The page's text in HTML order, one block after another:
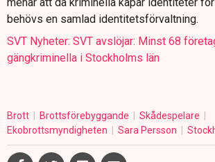
behövs en samlad identitetsförvaltning.
SVT Nyheter: SVT avslöjar: Minst 68
gängkriminella i Stockholms län
Brott Brottsförebyggande
Skådespelare
Ekobrottsmyndigheten
Sara Persson